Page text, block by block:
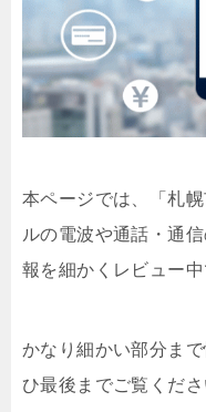
本ページでは、「札
ルの電波や通話・通
報を細かくレビュー中
かなり細かい部分ま
ひ最後までご覧くださ